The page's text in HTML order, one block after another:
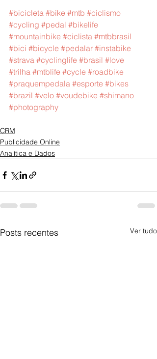
#bicicleta #bike #mtb #ciclismo
#cycling #pedal #bikelife
#mountainbike #ciclista #mtbbrasil
#bici #bicycle #pedalar #instabike
#strava #cyclinglife #brasil #love
#trilha #mtblife #cycle #roadbike
#praquempedala #esporte #bikes
#brazil #velo #voudebike #shimano
#photography
CRM
Publicidade Online
Analítica e Dados
Posts recentes Ver tudo